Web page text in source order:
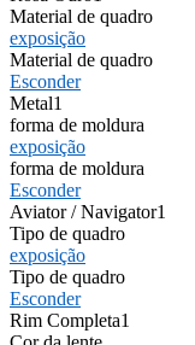
Material de quadro
exposição
Material de quadro
Esconder
Metal1
forma de moldura
exposição
forma de moldura
Esconder
Aviator / Navigator1
Tipo de quadro
exposição
Tipo de quadro
Esconder
Rim Completa1